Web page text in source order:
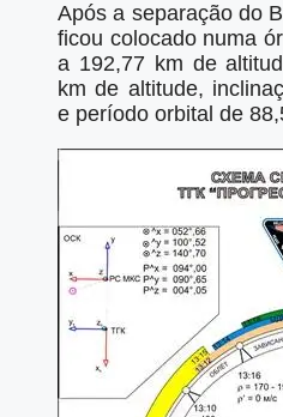
Após a separação do
ficou colocado numa
a 192,77 km de
km de altitude,
e período orbital de